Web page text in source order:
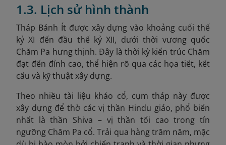
1.3. Lịch sử hình thành
Tháp Bánh Ít được xây dựng vào khoảng cuối thế
kỷ XI đến đầu thế kỷ XII, dưới thời vương quốc
Chăm Pa hưng thịnh. Đây là thời kỳ kiến trúc Chăm
đạt đến đỉnh cao, thể hiện rõ qua các họa tiết, kết
cấu và kỹ thuật xây dựng.
Theo nhiều tài liệu khảo cổ, cụm tháp này được
xây dựng để thờ các vị thần Hindu giáo, phổ biến
nhất là thần Shiva – vị thần tối cao trong tín
ngưỡng Chăm Pa cổ. Trải qua hàng trăm năm, mặc